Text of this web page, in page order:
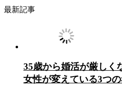
最新記事
35歳から婚活が厳しく
女性が変えている3つ